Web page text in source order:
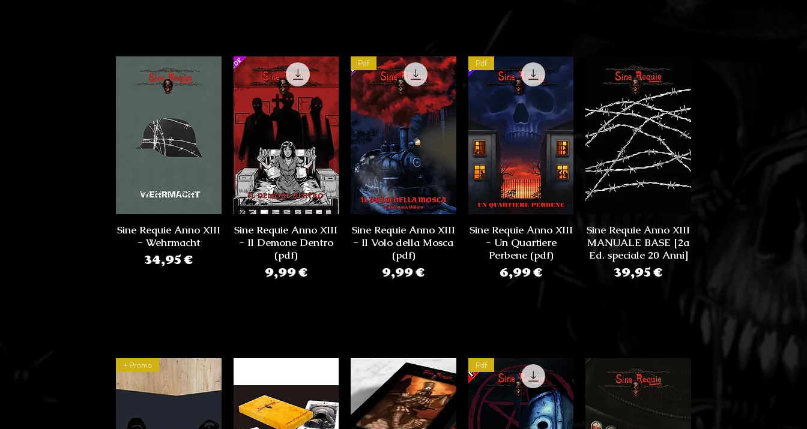
Sine Requie Anno XIII
- Wehrmacht
Prezzo
34,95 €
Sine Requie Anno XIII
- Il Demone Dentro
(pdf)
Prezzo
9,99 €
Pdf
Sine Requie Anno XIII
- Il Volo della Mosca
(pdf)
Prezzo
9,99 €
Pdf
Sine Requie Anno XIII
- Un Quartiere
Perbene (pdf)
Prezzo
6,99 €
Sine Requie Anno XIII
MANUALE BASE [2a
Ed. speciale 20 Anni]
Prezzo
39,95 €
+ Promo Pdf